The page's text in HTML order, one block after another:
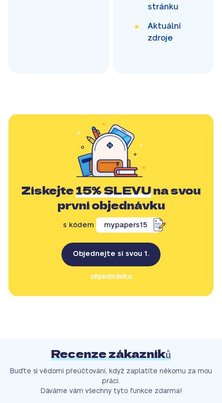
stránku
Aktuální
zdroje
Získejte15% SLEVUna svou
první objednávku
s kódem mypapers15
Objednejte si svou 1.
objednávku
Recenze zákazníků
Buďte si vědomi přeúčtování, když zaplatíte někomu za mou
práci.
Dáváme vám všechny tyto funkce zdarma!